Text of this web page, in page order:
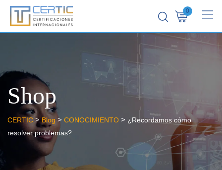
0
Shop
CERTIC >Blog > CONOCIMIENTO > ¿Recordamos cómo
resolver problemas?